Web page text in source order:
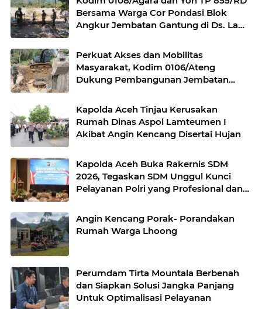
Bersama Warga Cor Pondasi Blok
Angkur Jembatan Gantung di Ds. Lawe
Perkuat Akses dan Mobilitas
Masyarakat, Kodim 0106/Ateng
Dukung Pembangunan Jembatan
Kapolda Aceh Tinjau Kerusakan
Rumah Dinas Aspol Lamteumen I
Akibat Angin Kencang Disertai Hujan
Kapolda Aceh Buka Rakernis SDM
2026, Tegaskan SDM Unggul Kunci
Pelayanan Polri yang Profesional dan
Angin Kencang Porak- Porandakan
Rumah Warga Lhoong
Perumdam Tirta Mountala Berbenah
dan Siapkan Solusi Jangka Panjang
Untuk Optimalisasi Pelayanan